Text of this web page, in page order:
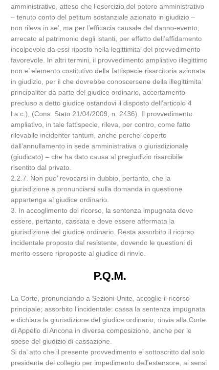
amministrativo, atteso che l’esercizio del potere amministrativo
– tenuto conto del petitum sostanziale azionato in giudizio –
non rileva in se’, ma per l’efficacia causale del danno-evento,
arrecato al patrimonio degli istanti, per effetto dell’affidamento
incolpevole da essi riposto nella legittimita’ del provvedimento
favorevole. In altri termini, il provvedimento ampliativo illegittimo
non e’ elemento costitutivo della fattispecie risarcitoria azionata
in giudizio, per il che dovrebbe conoscersene della illegittimita’
principaliter da parte del giudice ordinario, accertamento
precluso a detto giudice ostandovi il disposto dell’articolo 4
l.a.c.), (Cons. Stato 21/04/2009, n. 2436). Il provvedimento
ampliativo, in tale fattispecie, rileva, per contro, come fatto
rilevabile incidenter tantum, anche perche’ coperto
dall’annullamento in sede amministrativa o giurisdizionale
(giudicato) – che ha dato causa al pregiudizio risarcibile
risentito dal privato.
2.2.7. Non puo’ revocarsi in dubbio, pertanto, che la
giurisdizione a pronunciarsi sulla domanda in questione
appartenga al giudice ordinario.
3. In accoglimento del ricorso, la sentenza impugnata deve
essere, pertanto, cassata e deve essere affermata la
giurisdizione del giudice ordinario. Resta assorbito il ricorso
incidentale proposto dal resistente, dovendo le questioni di
merito essere riproposte al giudice di rinvio.
P.Q.M.
La Corte, pronunciando a Sezioni Unite, accoglie il ricorso
principale; assorbito l’incidentale: cassa la sentenza impugnata
e dichiara la giurisdizione del giudice ordinario; rinvia alla Corte
di Appello di Ancona in diversa composizione, anche per le
spese del giudizio di cassazione.
Si da’ atto che il presente provvedimento e’ sottoscritto dal solo
presidente del collegio per impedimento dell’estensore, ai sensi